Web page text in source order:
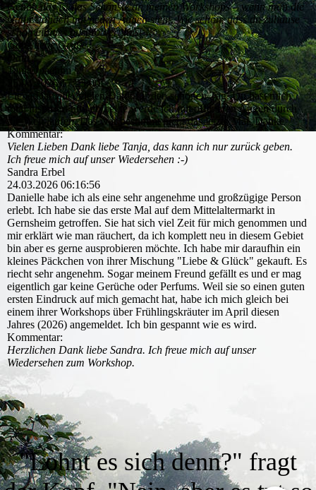
Genau das ist das Schönste an meinen Workshops – wenn man die
Natur danach mit neuen Augen sieht. Wie schön, dass du zuhause
schon einiges ausprobiert hast 🌿✨
Ganz liebe Grüße
Dani
Tanja Joachim
25.04.2026 17:23:00
Liebe Danielle, vielen Dank für den schönen Tag. Du hast mich
total inspiriert und ab heute werde ich mit offeneren Augen durch
die Welt laufen. Das war bestimmt nicht das letzte Mal. Danke
Kommentar:
Vielen Lieben Dank liebe Tanja, das kann ich nur zurück geben.
Ich freue mich auf unser Wiedersehen :-)
Sandra Erbel
24.03.2026 06:16:56
Danielle habe ich als eine sehr angenehme und großzügige Person
erlebt. Ich habe sie das erste Mal auf dem Mittelaltermarkt in
Gernsheim getroffen. Sie hat sich viel Zeit für mich genommen und
mir erklärt wie man räuchert, da ich komplett neu in diesem Gebiet
bin aber es gerne ausprobieren möchte. Ich habe mir daraufhin ein
kleines Päckchen von ihrer Mischung "Liebe & Glück" gekauft. Es
riecht sehr angenehm. Sogar meinem Freund gefällt es und er mag
eigentlich gar keine Gerüche oder Perfums. Weil sie so einen guten
ersten Eindruck auf mich gemacht hat, habe ich mich gleich bei
einem ihrer Workshops über Frühlingskräuter im April diesen
Jahres (2026) angemeldet. Ich bin gespannt wie es wird.
Kommentar:
Herzlichen Dank liebe Sandra. Ich freue mich auf unser
Wiedersehen zum Workshop.
"Lohnt es sich denn?" fragt